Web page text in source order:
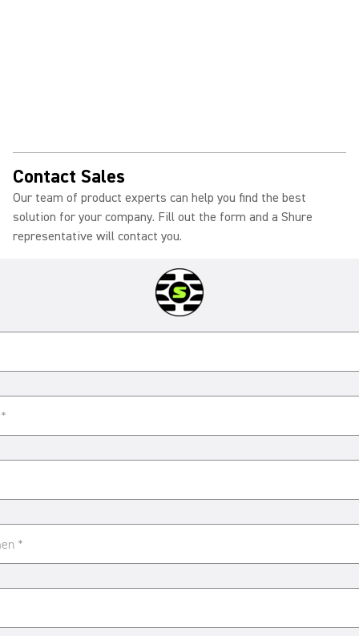
Contact Sales
Our team of product experts can help you find the best
solution for your company. Fill out the form and a Shure
representative will contact you.